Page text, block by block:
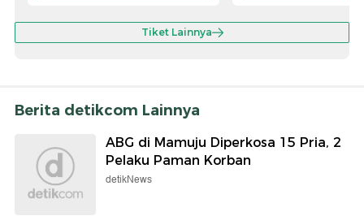
Tiket Lainnya
Berita detikcom Lainnya
ABG di Mamuju Diperkosa 15 Pria, 2
Pelaku Paman Korban
detikNews